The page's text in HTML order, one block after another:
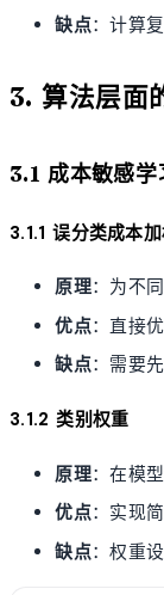
缺点：计算
3. 算法层面
3.1 成本敏感学
3.1.1 误分类成本
原理：为不
优点：直接
缺点：需要
3.1.2 类别权重
原理：在模
优点：实现
缺点：权重